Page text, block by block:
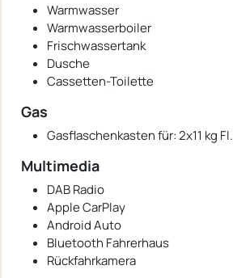
Warmwasser
Warmwasserboiler
Frischwassertank
Dusche
Cassetten-Toilette
Gas
Gasflaschenkasten für: 2x11 kg Fl.
Multimedia
DAB Radio
Apple CarPlay
Android Auto
Bluetooth Fahrerhaus
Rückfahrkamera